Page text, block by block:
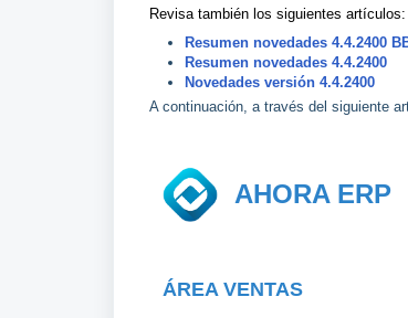
Revisa también los siguientes artículos:
Resumen novedades 4.4.2400
Resumen novedades 4.4.2400
Novedades versión 4.4.2400
A continuación, a través del siguiente
AHORA ERP
ÁREA VENTAS